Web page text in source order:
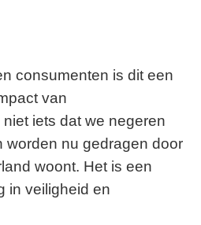
consumenten is dit een
van
iets dat we negeren
worden nu gedragen door
woont. Het is een
in veiligheid en